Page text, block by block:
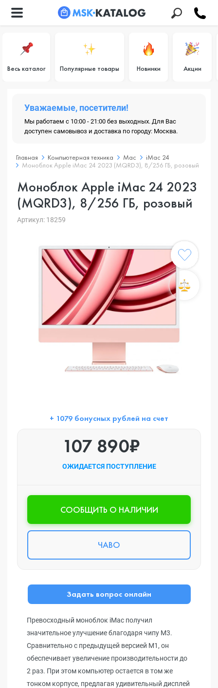
Весь каталог Популярные товары Новинки Акции
Уважаемые, посетители!
Мы работаем с 10:00 - 21:00 без выходных. Для Вас
доступен самовывоз и доставка по городу: Москва.
Главная Компьютерная техника Mac
iMac 24
Моноблок Apple iMac 24 2023 (MQRD3), 8/256 ГБ, розовый
Моноблок Apple iMac 24 2023
(MQRD3), 8/256 ГБ, розовый
Артикул: 18259
+ 1079 бонусных рублей на счет
107 890₽
ОЖИДАЕТСЯ ПОСТУПЛЕНИЕ
CООБЩИТЬ О НАЛИЧИИ
ЧАВО
Задать вопрос онлайн
Превосходный моноблок iMac получил
значительное улучшение благодаря чипу M3.
Сравнительно с предыдущей версией M1, он
обеспечивает увеличение производительности до
2 раз. При этом компьютер остается в том же
тонком корпусе, предлагая удивительный дисплей